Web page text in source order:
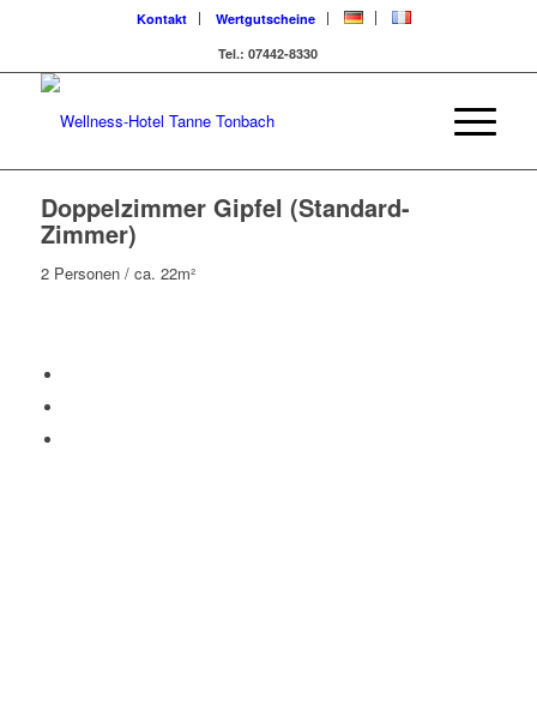
Kontakt
Wertgutscheine
Tel.: 07442-8330
Doppelzimmer Gipfel (Standard-
Zimmer)
2 Personen / ca. 22m²